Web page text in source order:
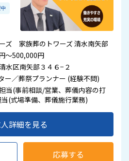
ズ 家族葬のトワーズ 清水南矢部
～500,000円
水区南矢部３４６−２
ー／葬祭プランナー (経験不問)
当(事前相談/営業、葬儀内容の打
(式場準備、葬儀施行業務)
詳細を見る
応募する